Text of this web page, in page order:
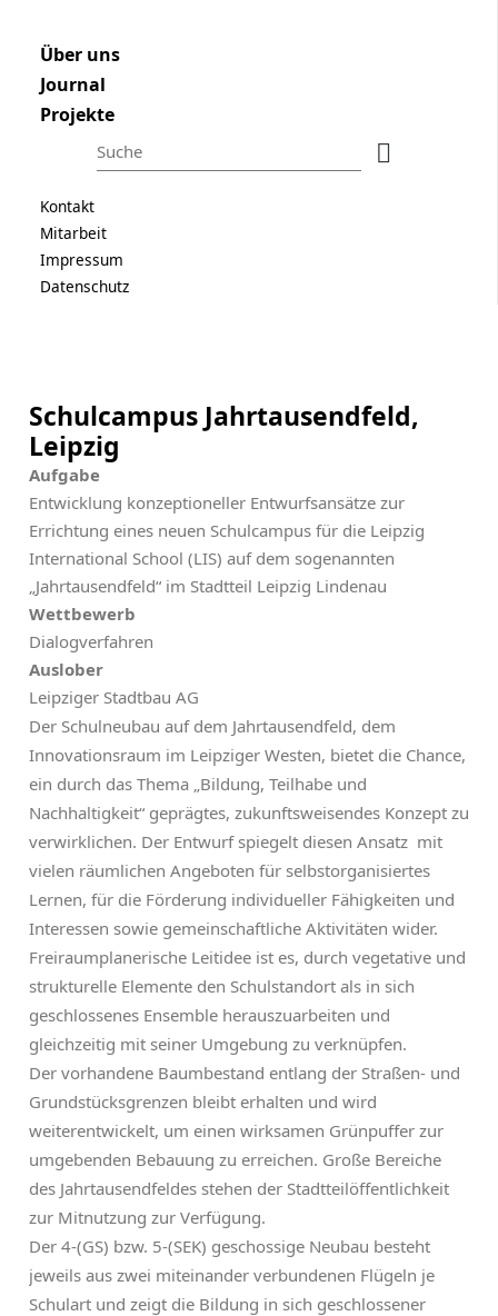
ÜBER UNS
JOURNAL
Suchbegriffe
Datenschutz
Navigation überspringen
Über uns
Journal
Projekte
Navigation überspringen
Kontakt
Mitarbeit
Impressum
Datenschutz
Schulcampus Jahrtausendfeld,
Leipzig
Aufgabe
Entwicklung konzeptioneller Entwurfsansätze zur
Errichtung eines neuen Schulcampus für die Leipzig
International School (LIS) auf dem sogenannten
„Jahrtausendfeld“ im Stadtteil Leipzig Lindenau
Wettbewerb
Dialogverfahren
Auslober
Leipziger Stadtbau AG
Der Schulneubau auf dem Jahrtausendfeld, dem
Innovationsraum im Leipziger Westen, bietet die Chance,
ein durch das Thema „Bildung, Teilhabe und
Nachhaltigkeit“ geprägtes, zukunftsweisendes Konzept zu
verwirklichen. Der Entwurf spiegelt diesen Ansatz mit
vielen räumlichen Angeboten für selbstorganisiertes
Lernen, für die Förderung individueller Fähigkeiten und
Interessen sowie gemeinschaftliche Aktivitäten wider.
Freiraumplanerische Leitidee ist es, durch vegetative und
strukturelle Elemente den Schulstandort als in sich
geschlossenes Ensemble herauszuarbeiten und
gleichzeitig mit seiner Umgebung zu verknüpfen.
Der vorhandene Baumbestand entlang der Straßen- und
Grundstücksgrenzen bleibt erhalten und wird
weiterentwickelt, um einen wirksamen Grünpuffer zur
umgebenden Bebauung zu erreichen. Große Bereiche
des Jahrtausendfeldes stehen der Stadtteilöffentlichkeit
zur Mitnutzung zur Verfügung.
Der 4-(GS) bzw. 5-(SEK) geschossige Neubau besteht
jeweils aus zwei miteinander verbundenen Flügeln je
Schulart und zeigt die Bildung in sich geschlossener